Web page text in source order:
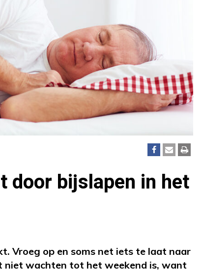
door bijslapen in het
Vroeg op en soms net iets te laat naar
wachten tot het weekend is, want